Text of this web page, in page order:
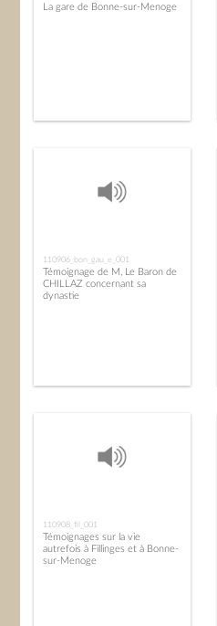
La gare de Bonne-sur-Menoge
110906_bon_gau_e_001
Témoignage de M, Le Baron de
CHILLAZ concernant sa
dynastie
110908_fil_001
Témoignages sur la vie
autrefois à Fillinges et à Bonne-
sur-Menoge